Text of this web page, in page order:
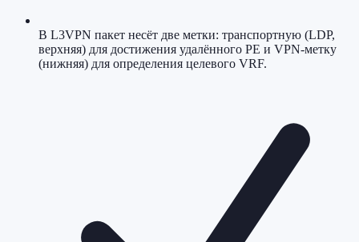
В L3VPN пакет несёт две метки: транспортную (LDP,
верхняя) для достижения удалённого PE и VPN-метку
(нижняя) для определения целевого VRF.